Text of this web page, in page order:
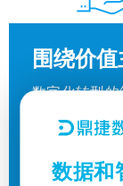
围绕价
数字化转型
个外部维度
客户的价值
数据和